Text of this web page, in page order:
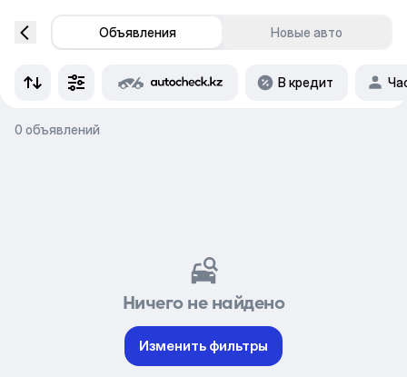
Объявления Новые авто
В кредит
0 объявлений
Ничего не найдено
Изменить фильтры